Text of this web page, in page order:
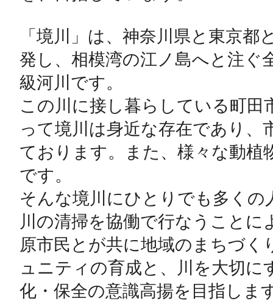
「境川」は、神奈川県と東京都
発し、相模湾の江ノ島へと注ぐ
級河川です。
この川に接し暮らしている町田
って境川は身近な存在であり、
ております。また、様々な動植
です。
そんな境川にひとりでも多くの
川の清掃を協働で行なうことに
原市民とが共に地域のまちづく
ュニティの育成と、川を大切に
化・保全の意識高揚を目指しま